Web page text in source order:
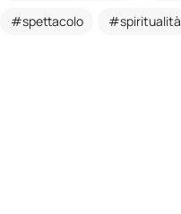
spettacolo
spiritualità